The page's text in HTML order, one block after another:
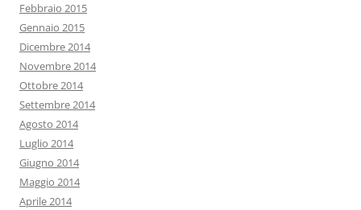
Febbraio 2015
Gennaio 2015
Dicembre 2014
Novembre 2014
Ottobre 2014
Settembre 2014
Agosto 2014
Luglio 2014
Giugno 2014
Maggio 2014
Aprile 2014